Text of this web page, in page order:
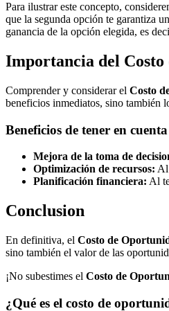
Para ilustrar este concepto,
que la segunda opción te garantiza
ganancia de la opción elegida, es
Importancia del
Comprender y considerar el Costo
beneficios inmediatos, sino también
Beneficios de tener en
Mejora de la toma de
Optimización de recursos: Al
Planificación financiera: Al
Conclusion
En definitiva, el Costo de
sino también el valor de las
¡No subestimes el Costo de
¿Qué es el costo de